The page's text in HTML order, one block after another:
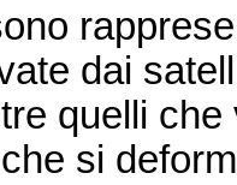
dai
quelli
si